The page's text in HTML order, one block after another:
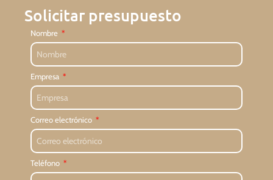
Solicitar presupuesto
Nombre
Empresa
Correo electrónico
Teléfono